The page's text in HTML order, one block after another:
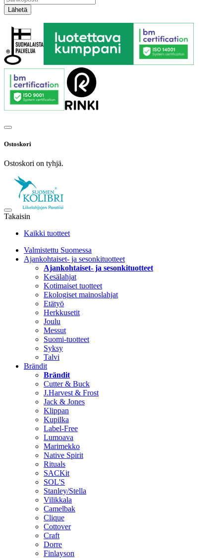
Ostoskori
Ostoskori on tyhjä.
Takaisin
Kaikki tuotteet
Valmistettu Suomessa
Ajankohtaiset- ja sesonkituotteet
Ajankohtaiset- ja sesonkituotteet
Kesälahjat
Kotimaiset tuotteet
Ekologiset mainoslahjat
Etätyö
Herkkusetit
Joulu
Messut
Suomi-tuotteet
Syksy
Talvi
Brändit
Brändit
Cutter & Buck
J.Harvest & Frost
Jack & Jones
Klippan
Kupilka
Label-Free
Lumoava
Marimekko
Native Spirit
Rituals
SACKit
SOL'S
Stanley/Stella
Vilikkala
Camelbak
Clique
Cottover
Craft
Dorre
Finlayson